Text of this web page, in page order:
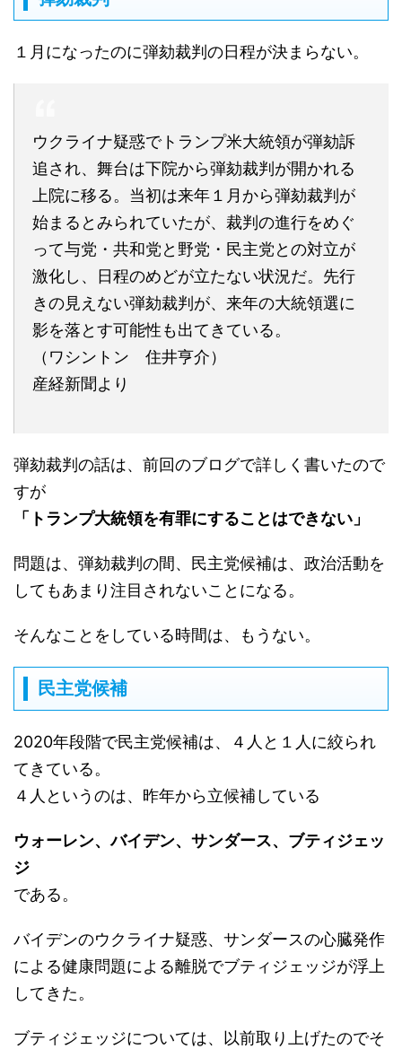
１月になったのに弾劾裁判の日程が決まらない。
ウクライナ疑惑でトランプ米大統領が弾劾訴
追され、舞台は下院から弾劾裁判が開かれる
上院に移る。当初は来年１月から弾劾裁判が
始まるとみられていたが、裁判の進行をめぐ
って与党・共和党と野党・民主党との対立が
激化し、日程のめどが立たない状況だ。先行
きの見えない弾劾裁判が、来年の大統領選に
影を落とす可能性も出てきている。
（ワシントン 住井亨介）
産経新聞より
弾劾裁判の話は、前回のブログで詳しく書いたので
すが
「トランプ大統領を有罪にすることはできない」
問題は、弾劾裁判の間、民主党候補は、政治活動を
してもあまり注目されないことになる。
そんなことをしている時間は、もうない。
民主党候補
2020年段階で民主党候補は、４人と１人に絞られ
てきている。
４人というのは、昨年から立候補している
ウォーレン、バイデン、サンダース、ブティジェッ
ジ
である。
バイデンのウクライナ疑惑、サンダースの心臓発作
による健康問題による離脱でブティジェッジが浮上
してきた。
ブティジェッジについては、以前取り上げたのでそ